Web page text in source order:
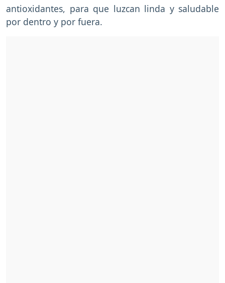
antioxidantes, para que luzcan linda y saludable
por dentro y por fuera.